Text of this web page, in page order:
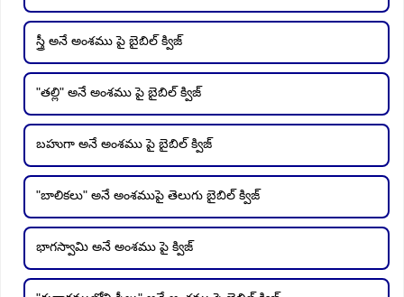
స్త్రీ అనే అంశము పై బైబిల్ క్విజ్
"తల్లి" అనే అంశము పై బైబిల్ క్విజ్
బహుగా అనే అంశము పై బైబిల్ క్విజ్
"బాలికలు" అనే అంశముపై తెలుగు బైబిల్ క్విజ్
భాగస్వామి అనే అంశము పై క్విజ్